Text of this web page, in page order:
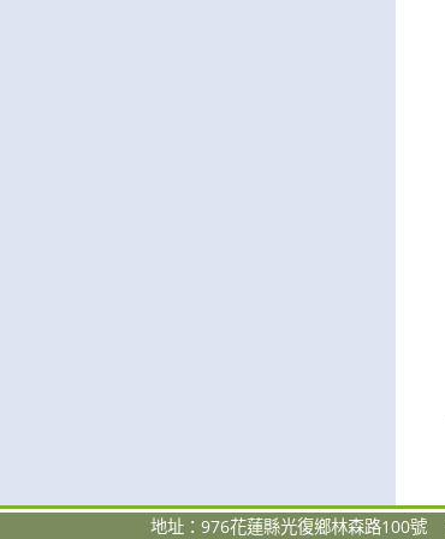
地址：976花蓮縣光復鄉林森路100號